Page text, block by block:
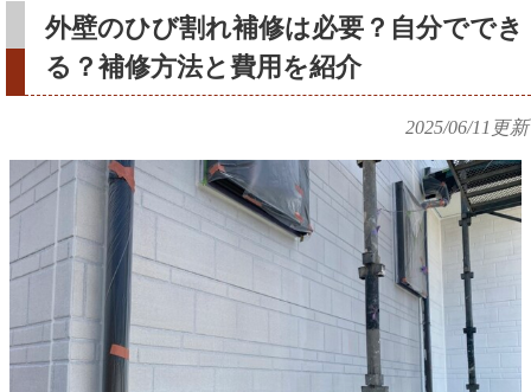
外壁のひび割れ補修は必要？自分ででき
る？補修方法と費用を紹介
2025/06/11 更新